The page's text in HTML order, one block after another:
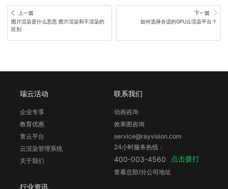
上一篇
图片渲染是什么意思 图片渲染和不渲染的
区别
下一篇
如何选择合适的GPU云渲染平台？
瑞云活动
企业专享
教育优惠
青云平台
云渲染管理系统
关于我们
行业资讯
联系我们
动画咨询
效果图咨询
service@rayvision.com
24小时服务热线：
400-003-4560 点击拨打
查看总部/分公司地址